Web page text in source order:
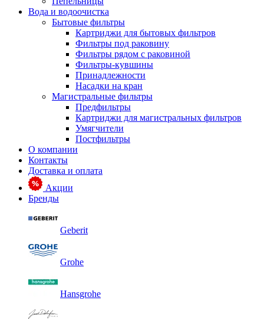
Вода и водоочистка
Бытовые фильтры
Картриджи для бытовых фильтров
Фильтры под раковину
Фильтры рядом с раковиной
Фильтры-кувшины
Принадлежности
Насадки на кран
Магистральные фильтры
Предфильтры
Картриджи для магистральных фильтров
Умягчители
Постфильтры
О компании
Контакты
Доставка и оплата
Акции
Бренды
Geberit
Grohe
Hansgrohe